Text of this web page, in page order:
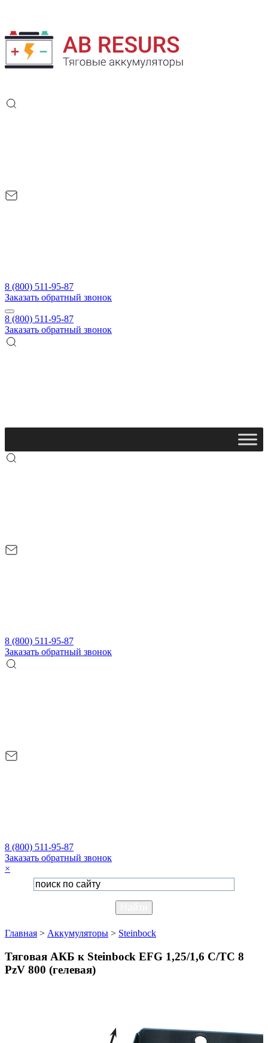
8 (800) 511-95-87
Заказать обратный звонок
8 (800) 511-95-87
Заказать обратный звонок
8 (800) 511-95-87
Заказать обратный звонок
8 (800) 511-95-87
Заказать обратный звонок
×
Главная > Аккумуляторы > Steinbock
Тяговая АКБ к Steinbock EFG 1,25/1,6 C/TC 8
PzV 800 (гелевая)